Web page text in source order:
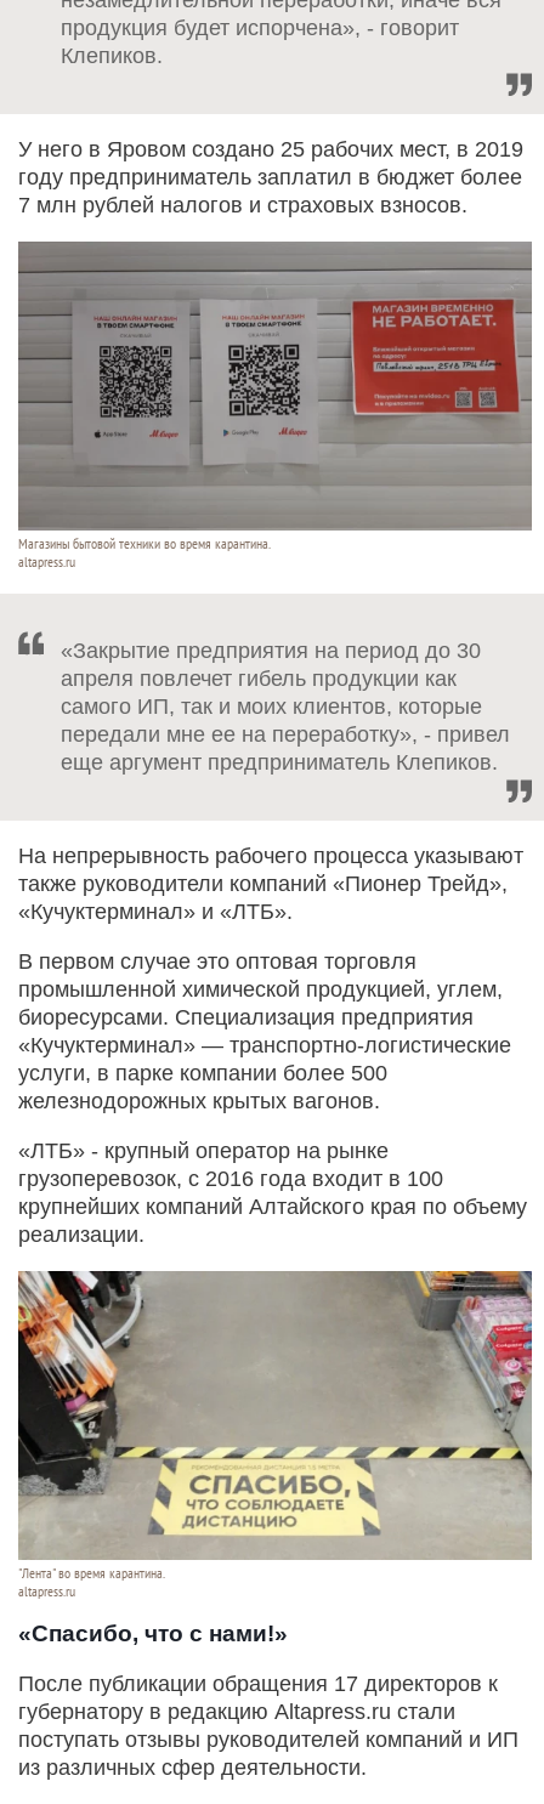
продукция будет испорчена», - говорит
Клепиков.
У него в Яровом создано 25 рабочих мест, в 2019
году предприниматель заплатил в бюджет более
7 млн рублей налогов и страховых взносов.
Магазины бытовой техники во время карантина.
altapress.ru
«Закрытие предприятия на период до 30
апреля повлечет гибель продукции как
самого ИП, так и моих клиентов, которые
передали мне ее на переработку», - привел
еще аргумент предприниматель Клепиков.
На непрерывность рабочего процесса указывают
также руководители компаний «Пионер Трейд»,
«Кучуктерминал» и «ЛТБ».
В первом случае это оптовая торговля
промышленной химической продукцией, углем,
биоресурсами. Специализация предприятия
«Кучуктерминал» — транспортно-логистические
услуги, в парке компании более 500
железнодорожных крытых вагонов.
«ЛТБ» - крупный оператор на рынке
грузоперевозок, с 2016 года входит в 100
крупнейших компаний Алтайского края по объему
реализации.
"Лента" во время карантина.
altapress.ru
«Спасибо, что с нами!»
После публикации обращения 17 директоров к
губернатору в редакцию Altapress.ru стали
поступать отзывы руководителей компаний и ИП
из различных сфер деятельности.